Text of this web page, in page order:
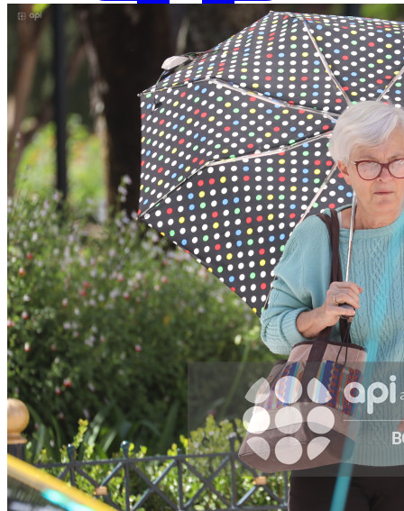
Facebook